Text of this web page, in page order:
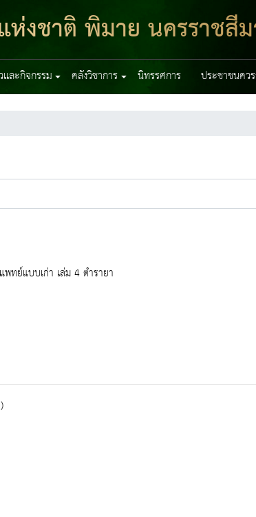
งชาติ พิมาย นครราชสี
และกิจกรรม คลังวิชาการ นิทรรศการ ประชาชนคว
พทย์แบบเก่า เล่ม 4 ตำรายา